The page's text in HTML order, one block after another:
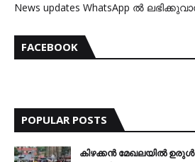
News updates WhatsApp ൽ
FACEBOOK
POPULAR POSTS
കിഴക്കന്‍ മേഖലയില്‍ ഉരുള്‍